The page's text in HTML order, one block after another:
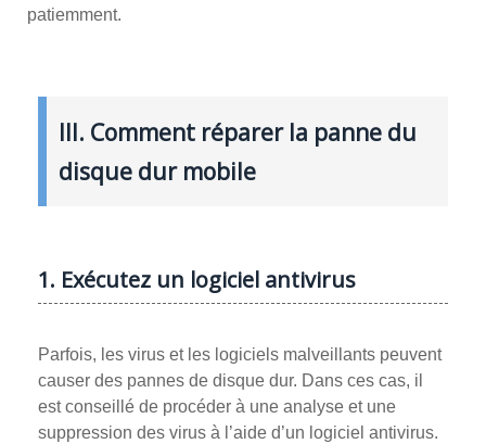
patiemment.
III. Comment réparer la panne du
disque dur mobile
1. Exécutez un logiciel antivirus
Parfois, les virus et les logiciels malveillants peuvent
causer des pannes de disque dur. Dans ces cas, il
est conseillé de procéder à une analyse et une
suppression des virus à l’aide d’un logiciel antivirus.